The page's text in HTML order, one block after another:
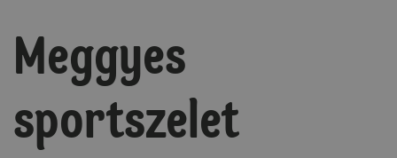
Meggyes
sportszelet